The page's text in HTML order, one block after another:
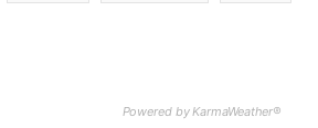
Powered by KarmaWeather®